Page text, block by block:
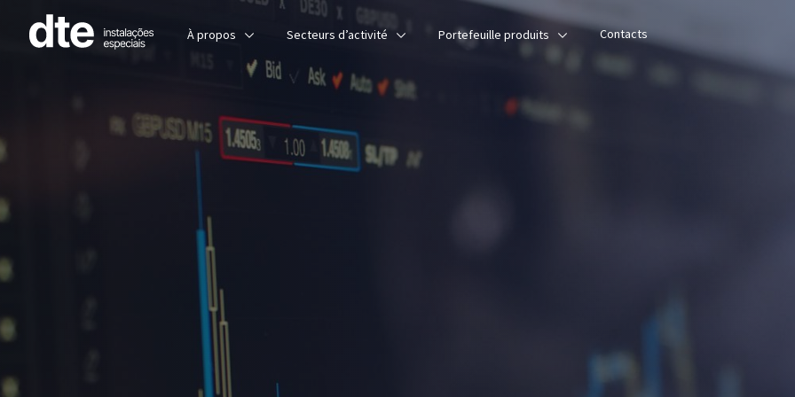
À propos Secteurs d’activité Portefeuille produits Contacts